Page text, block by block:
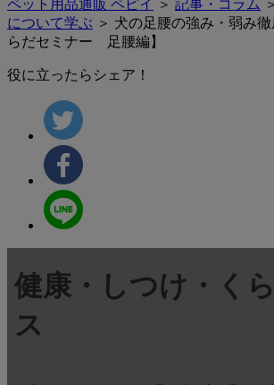
ペット用品通販 ペピイ ＞ 記事・コラム ＞
について学ぶ ＞ 犬の足腰の強み・弱み
らだセミナー 足腰編】
役に立ったらシェア！